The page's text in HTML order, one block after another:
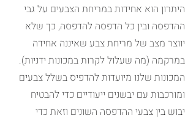
היתרון הוא אחידות במריחת הצבעים על גבי
ההדפסה ובין כל הדפסה להדפסה, כך שלא
יווצר מצב של מריחת צבע שאיננה אחידה
במרקמה (מה שעלול לקרות במכונות ידניות).
המכונות שלנו מיועדות להדפיס בשלל צבעים
ומורכבות עם יבשנים ייעודיים כדי להבטיח
יבוש בין צבעי ההדפסה השונים וזאת כדי